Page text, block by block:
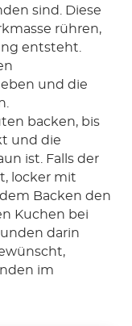
sind. Diese
rühren,
entsteht.
und die
backen, bis
und die
ist. Falls der
locker mit
Backen den
Kuchen bei
darin
im